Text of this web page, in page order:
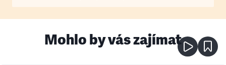
Mohlo by vás zajímat